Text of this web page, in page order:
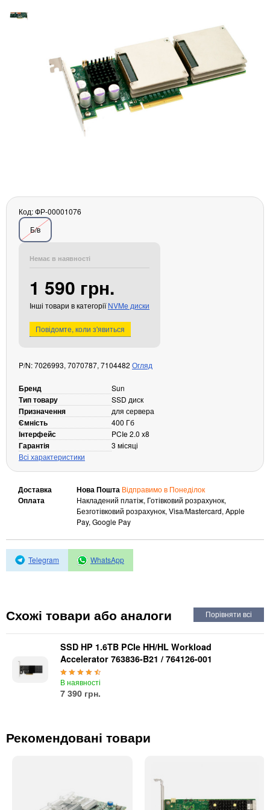
Жорсткі диски та SSD
NVMe диски
Кулери та системи охолодження
Мережеве обладнання
Маршрутизатори та комутатори
Wi-Fi і Bluetooth адаптери
Кабелі та роз'єми
Аксесуари
Хаби і кардридери
Фильтри та стабілізатори
Кабелі, роз'єми, перехідники
Акумулятори
Зовнішні блоки живлення
Периферійні пристрої
Монітори
Відеоспостереження
IP-камери
Автономне живлення
Автоматичні вимикачі
Інвертори напруги
Акумулятори для ДБЖ
Код: ФР-00001076
Б/в
Немає в наявності
1 590 грн.
Інші товари в категоріїNVMe диски
Повідомте, коли з'явиться
P/N: 7026993, 7070787, 7104482 Огляд
Бренд Sun
Тип товару SSD диск
Призначення для сервера
Ємність 400 Гб
Інтерфейс PCIe 2.0 x8
Гарантія
3 місяці
Всі характеристики
Доставка Нова Пошта Відправимо в Понеділок
Оплата
Накладений платіж, Готівковий розрахунок,
Безготівковий розрахунок, Visa/Mastercard, Apple
Pay, Google Pay
Telegram WhatsApp
Схожі товари або аналоги
SSD HP 1.6TB PCIe HH/HL Workload
Accelerator 763836-B21 / 764126-001
В наявності
7 390 грн.
Рекомендовані товари